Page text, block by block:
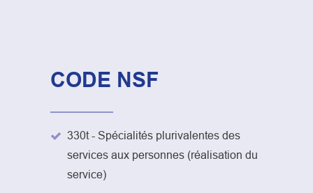
CODE NSF
330t - Spécialités plurivalentes des
services aux personnes (réalisation du
service)